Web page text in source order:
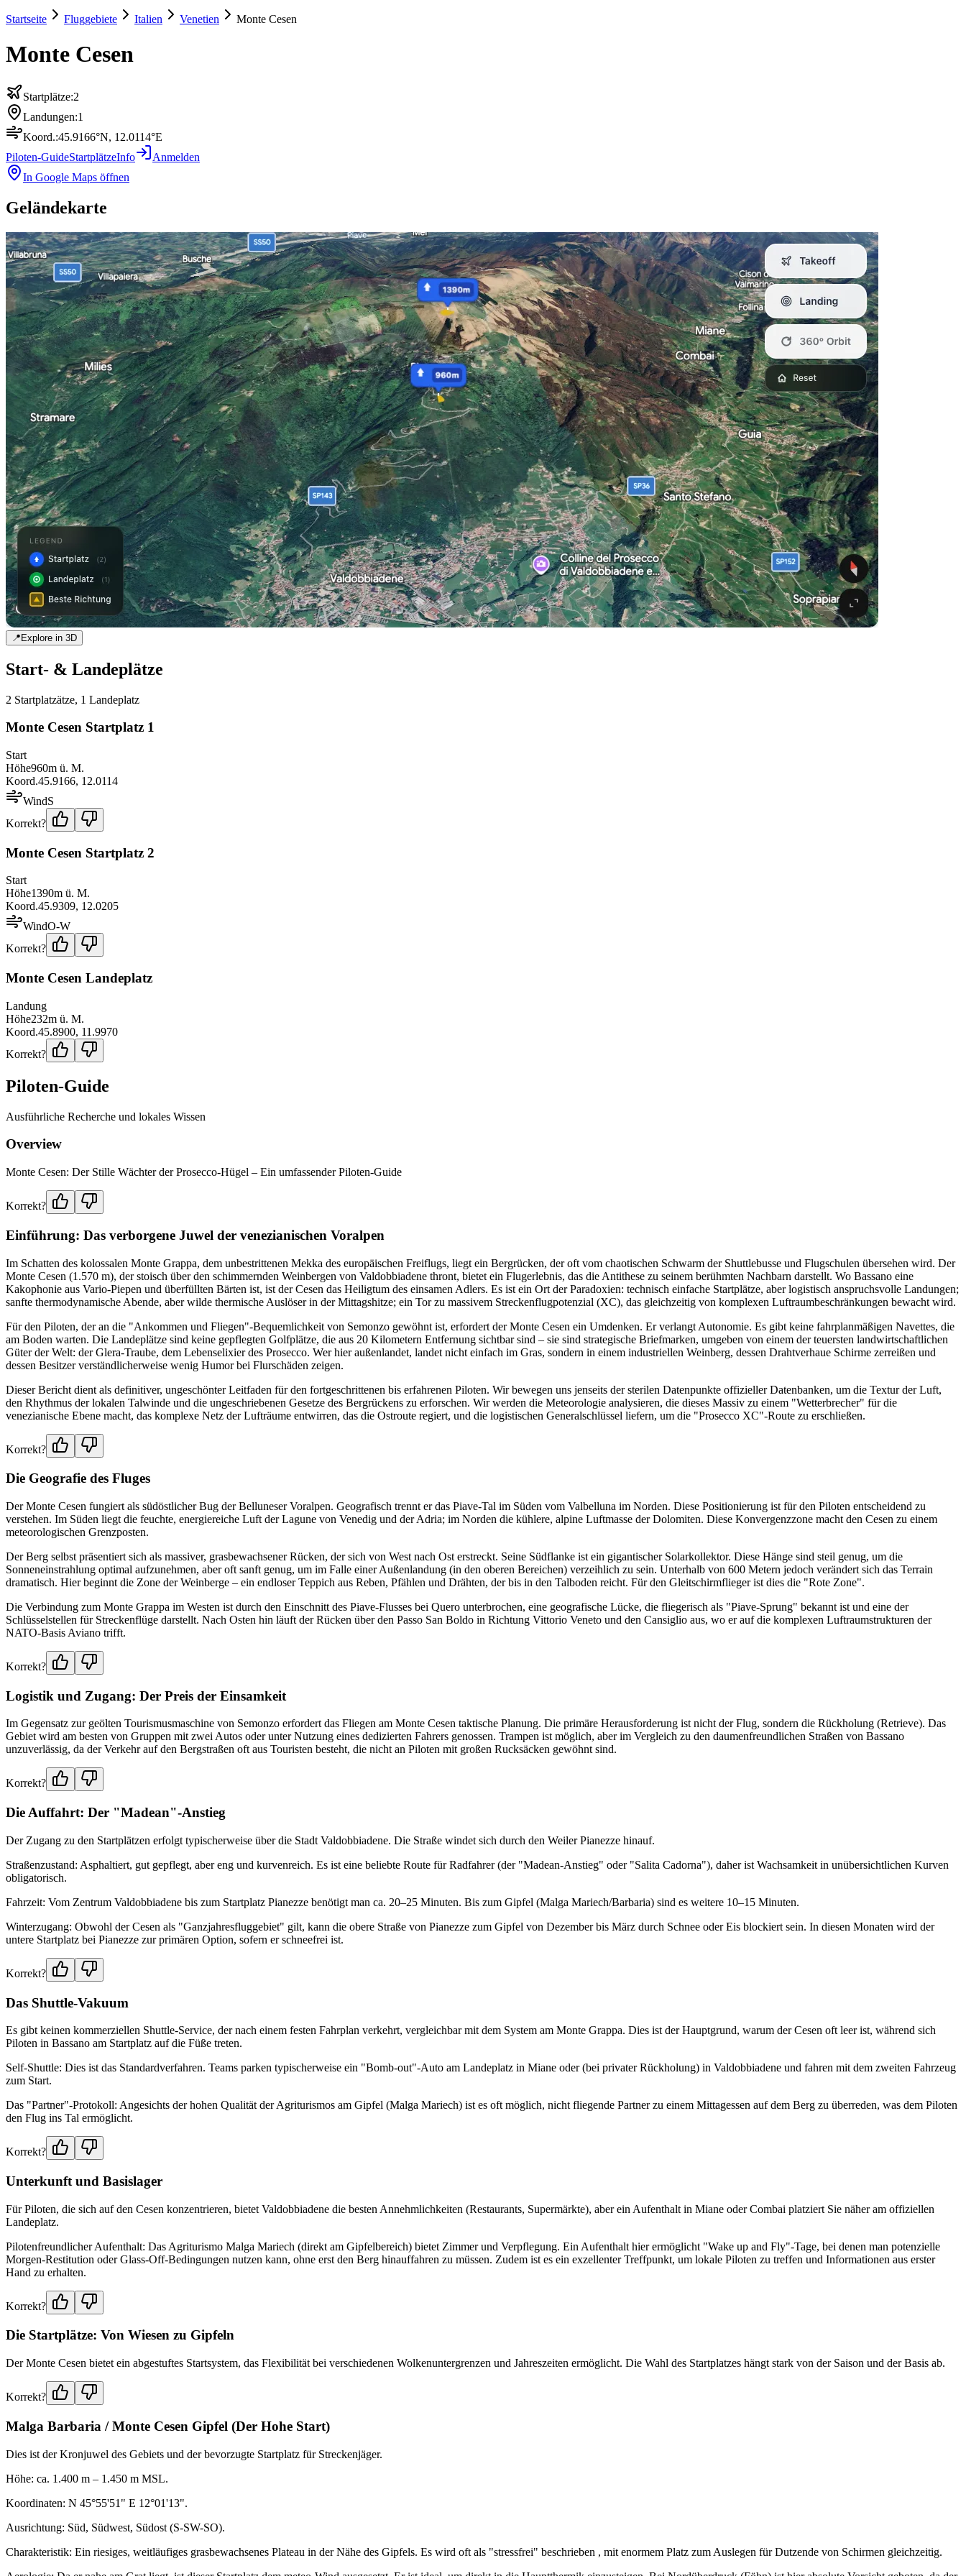
Startseite Fluggebiete Italien Venetien Monte Cesen
Monte Cesen
Startplätze:2
Landungen:1
Koord.:45.9166°N, 12.0114°E
Piloten-GuideStartplätzeInfo
Anmelden
In Google Maps öffnen
Geländekarte
📍Explore in 3D
Start- & Landeplätze
2 Startplatzätze, 1 Landeplatz
Monte Cesen Startplatz 1
Start
Höhe960m ü. M.
Koord.45.9166, 12.0114
WindS
Korrekt?
Monte Cesen Startplatz 2
Start
Höhe1390m ü. M.
Koord.45.9309, 12.0205
WindO-W
Korrekt?
Monte Cesen Landeplatz
Landung
Höhe232m ü. M.
Koord.45.8900, 11.9970
Korrekt?
Piloten-Guide
Ausführliche Recherche und lokales Wissen
Overview
Monte Cesen: Der Stille Wächter der Prosecco-Hügel – Ein umfassender Piloten-Guide
Korrekt?
Einführung: Das verborgene Juwel der venezianischen Voralpen
Im Schatten des kolossalen Monte Grappa, dem unbestrittenen Mekka des europäischen Freiflugs, liegt ein Bergrücken, der oft vom chaotischen Schwarm der Shuttlebusse und Flugschulen übersehen wird. Der
Monte Cesen (1.570 m), der stoisch über den schimmernden Weinbergen von Valdobbiadene thront, bietet ein Flugerlebnis, das die Antithese zu seinem berühmten Nachbarn darstellt. Wo Bassano eine
Kakophonie aus Vario-Piepen und überfüllten Bärten ist, ist der Cesen das Heiligtum des einsamen Adlers. Es ist ein Ort der Paradoxien: technisch einfache Startplätze, aber logistisch anspruchsvolle Landungen;
sanfte thermodynamische Abende, aber wilde thermische Auslöser in der Mittagshitze; ein Tor zu massivem Streckenflugpotenzial (XC), das gleichzeitig von komplexen Luftraumbeschränkungen bewacht wird.
Für den Piloten, der an die "Ankommen und Fliegen"-Bequemlichkeit von Semonzo gewöhnt ist, erfordert der Monte Cesen ein Umdenken. Er verlangt Autonomie. Es gibt keine fahrplanmäßigen Navettes, die
am Boden warten. Die Landeplätze sind keine gepflegten Golfplätze, die aus 20 Kilometern Entfernung sichtbar sind – sie sind strategische Briefmarken, umgeben von einem der teuersten landwirtschaftlichen
Güter der Welt: der Glera-Traube, dem Lebenselixier des Prosecco. Wer hier außenlandet, landet nicht einfach im Gras, sondern in einem industriellen Weinberg, dessen Drahtverhaue Schirme zerreißen und
dessen Besitzer verständlicherweise wenig Humor bei Flurschäden zeigen.
Dieser Bericht dient als definitiver, ungeschönter Leitfaden für den fortgeschrittenen bis erfahrenen Piloten. Wir bewegen uns jenseits der sterilen Datenpunkte offizieller Datenbanken, um die Textur der Luft,
den Rhythmus der lokalen Talwinde und die ungeschriebenen Gesetze des Bergrückens zu erforschen. Wir werden die Meteorologie analysieren, die dieses Massiv zu einem "Wetterbrecher" für die
venezianische Ebene macht, das komplexe Netz der Lufträume entwirren, das die Ostroute regiert, und die logistischen Generalschlüssel liefern, um die "Prosecco XC"-Route zu erschließen.
Korrekt?
Die Geografie des Fluges
Der Monte Cesen fungiert als südöstlicher Bug der Belluneser Voralpen. Geografisch trennt er das Piave-Tal im Süden vom Valbelluna im Norden. Diese Positionierung ist für den Piloten entscheidend zu
verstehen. Im Süden liegt die feuchte, energiereiche Luft der Lagune von Venedig und der Adria; im Norden die kühlere, alpine Luftmasse der Dolomiten. Diese Konvergenzzone macht den Cesen zu einem
meteorologischen Grenzposten.
Der Berg selbst präsentiert sich als massiver, grasbewachsener Rücken, der sich von West nach Ost erstreckt. Seine Südflanke ist ein gigantischer Solarkollektor. Diese Hänge sind steil genug, um die
Sonneneinstrahlung optimal aufzunehmen, aber oft sanft genug, um im Falle einer Außenlandung (in den oberen Bereichen) verzeihlich zu sein. Unterhalb von 600 Metern jedoch verändert sich das Terrain
dramatisch. Hier beginnt die Zone der Weinberge – ein endloser Teppich aus Reben, Pfählen und Drähten, der bis in den Talboden reicht. Für den Gleitschirmflieger ist dies die "Rote Zone".
Die Verbindung zum Monte Grappa im Westen ist durch den Einschnitt des Piave-Flusses bei Quero unterbrochen, eine geografische Lücke, die fliegerisch als "Piave-Sprung" bekannt ist und eine der
Schlüsselstellen für Streckenflüge darstellt. Nach Osten hin läuft der Rücken über den Passo San Boldo in Richtung Vittorio Veneto und den Cansiglio aus, wo er auf die komplexen Luftraumstrukturen der
NATO-Basis Aviano trifft.
Korrekt?
Logistik und Zugang: Der Preis der Einsamkeit
Im Gegensatz zur geölten Tourismusmaschine von Semonzo erfordert das Fliegen am Monte Cesen taktische Planung. Die primäre Herausforderung ist nicht der Flug, sondern die Rückholung (Retrieve). Das
Gebiet wird am besten von Gruppen mit zwei Autos oder unter Nutzung eines dedizierten Fahrers genossen. Trampen ist möglich, aber im Vergleich zu den daumenfreundlichen Straßen von Bassano
unzuverlässig, da der Verkehr auf den Bergstraßen oft aus Touristen besteht, die nicht an Piloten mit großen Rucksäcken gewöhnt sind.
Korrekt?
Die Auffahrt: Der "Madean"-Anstieg
Der Zugang zu den Startplätzen erfolgt typischerweise über die Stadt Valdobbiadene. Die Straße windet sich durch den Weiler Pianezze hinauf.
Straßenzustand: Asphaltiert, gut gepflegt, aber eng und kurvenreich. Es ist eine beliebte Route für Radfahrer (der "Madean-Anstieg" oder "Salita Cadorna"), daher ist Wachsamkeit in unübersichtlichen Kurven
obligatorisch.
Fahrzeit: Vom Zentrum Valdobbiadene bis zum Startplatz Pianezze benötigt man ca. 20–25 Minuten. Bis zum Gipfel (Malga Mariech/Barbaria) sind es weitere 10–15 Minuten.
Winterzugang: Obwohl der Cesen als "Ganzjahresfluggebiet" gilt, kann die obere Straße von Pianezze zum Gipfel von Dezember bis März durch Schnee oder Eis blockiert sein. In diesen Monaten wird der
untere Startplatz bei Pianezze zur primären Option, sofern er schneefrei ist.
Korrekt?
Das Shuttle-Vakuum
Es gibt keinen kommerziellen Shuttle-Service, der nach einem festen Fahrplan verkehrt, vergleichbar mit dem System am Monte Grappa. Dies ist der Hauptgrund, warum der Cesen oft leer ist, während sich
Piloten in Bassano am Startplatz auf die Füße treten.
Self-Shuttle: Dies ist das Standardverfahren. Teams parken typischerweise ein "Bomb-out"-Auto am Landeplatz in Miane oder (bei privater Rückholung) in Valdobbiadene und fahren mit dem zweiten Fahrzeug
zum Start.
Das "Partner"-Protokoll: Angesichts der hohen Qualität der Agriturismos am Gipfel (Malga Mariech) ist es oft möglich, nicht fliegende Partner zu einem Mittagessen auf dem Berg zu überreden, was dem Piloten
den Flug ins Tal ermöglicht.
Korrekt?
Unterkunft und Basislager
Für Piloten, die sich auf den Cesen konzentrieren, bietet Valdobbiadene die besten Annehmlichkeiten (Restaurants, Supermärkte), aber ein Aufenthalt in Miane oder Combai platziert Sie näher am offiziellen
Landeplatz.
Pilotenfreundlicher Aufenthalt: Das Agriturismo Malga Mariech (direkt am Gipfelbereich) bietet Zimmer und Verpflegung. Ein Aufenthalt hier ermöglicht "Wake up and Fly"-Tage, bei denen man potenzielle
Morgen-Restitution oder Glass-Off-Bedingungen nutzen kann, ohne erst den Berg hinauffahren zu müssen. Zudem ist es ein exzellenter Treffpunkt, um lokale Piloten zu treffen und Informationen aus erster
Hand zu erhalten.
Korrekt?
Die Startplätze: Von Wiesen zu Gipfeln
Der Monte Cesen bietet ein abgestuftes Startsystem, das Flexibilität bei verschiedenen Wolkenuntergrenzen und Jahreszeiten ermöglicht. Die Wahl des Startplatzes hängt stark von der Saison und der Basis ab.
Korrekt?
Malga Barbaria / Monte Cesen Gipfel (Der Hohe Start)
Dies ist der Kronjuwel des Gebiets und der bevorzugte Startplatz für Streckenjäger.
Höhe: ca. 1.400 m – 1.450 m MSL.
Koordinaten: N 45°55'51" E 12°01'13".
Ausrichtung: Süd, Südwest, Südost (S-SW-SO).
Charakteristik: Ein riesiges, weitläufiges grasbewachsenes Plateau in der Nähe des Gipfels. Es wird oft als "stressfrei" beschrieben , mit enormem Platz zum Auslegen für Dutzende von Schirmen gleichzeitig.